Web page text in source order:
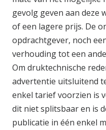
gevolg geven aan deze
of een lagere prijs. De
opdrachtgever, noch
verhouding tot een
Om druktechnische
advertentie uitsluitend
enkel tarief voorzien is
dit niet splitsbaar en is
publicatie in één enkel